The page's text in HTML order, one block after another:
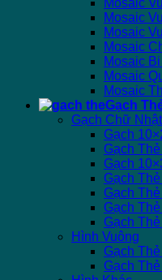
Mosaic
Mosaic
Mosaic
Mosaic
Mosaic
Mosaic
Mosaic
Gạch
Gạch Chữ Nhật
Gạch
Gạch
Gạch
Gạch
Gạch
Gạch
Gạch
Hình Vuông
Gạch
Gạch